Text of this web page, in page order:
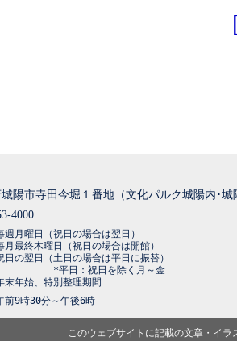
城陽市寺田今堀１番地（文化パルク城陽内･
4000
週月曜日（祝日の場合は翌日）
月最終木曜日（祝日の場合は開館）
日の翌日（土日の場合は平日に振替）
*平日：祝日を除く月～金
末年始、特別整理期間
前9時30分～午後6時
このウェブサイトに記載の文章・イ